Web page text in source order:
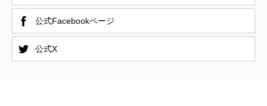
公式Facebookページ
公式X